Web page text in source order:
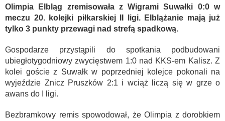
Olimpia Elbląg zremisowała z Wigrami Suwałki 0:0 w
meczu 20. kolejki piłkarskiej II ligi. Elblążanie mają już
tylko 3 punkty przewagi nad strefą spadkową.
Gospodarze przystąpili do spotkania podbudowani
ubiegłotygodniowy zwycięstwem 1:0 nad KKS-em Kalisz. Z
kolei goście z Suwałk w poprzedniej kolejce pokonali na
wyjeździe Znicz Pruszków 2:1 i wciąż liczą się w grze o
awans do I ligi.
Bezbramkowy remis spowodował, że Olimpia z dorobkiem